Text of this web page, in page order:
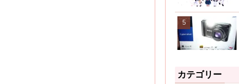
カテゴリー